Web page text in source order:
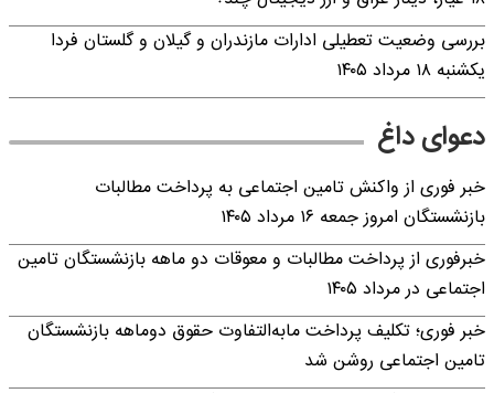
بررسی وضعیت تعطیلی ادارات مازندران و گیلان و گلستان فردا
یکشنبه ۱۸ مرداد ۱۴۰۵
دعوای داغ
خبر فوری از واکنش تامین اجتماعی به پرداخت مطالبات
بازنشستگان امروز جمعه ۱۶ مرداد ۱۴۰۵
خبرفوری از پرداخت مطالبات و معوقات دو ماهه بازنشستگان تامین
اجتماعی در مرداد ۱۴۰۵
خبر فوری؛ تکلیف پرداخت مابه‌التفاوت حقوق دوماهه بازنشستگان
تامین اجتماعی روشن شد